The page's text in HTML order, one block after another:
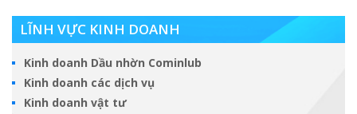
LĨNH VỰC KINH DOANH
Kinh doanh Dầu nhờn Cominlub
Kinh doanh các dịch vụ
Kinh doanh vật tư